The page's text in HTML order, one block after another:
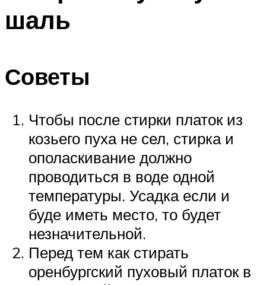
шаль
Советы
Чтобы после стирки платок из
козьего пуха не сел, стирка и
ополаскивание должно
проводиться в воде одной
температуры. Усадка если и
буде иметь место, то будет
незначительной.
Перед тем как стирать
оренбургский пуховый платок в